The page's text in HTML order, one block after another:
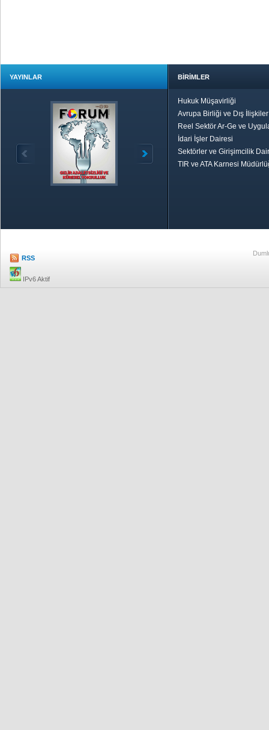
YAYINLAR BİRİMLER
Hukuk Müşavirliği
Avrupa Birliği ve Dış
Reel Sektör Ar-Ge ve
İdari İşler Dairesi
Sektörler ve Girişimcilik
TIR ve ATA Karnesi
RSS
IPv6 Aktif